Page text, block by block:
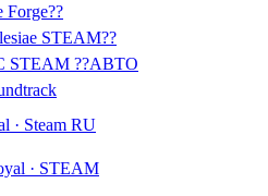
Forge??
STEAM??
STEAM ??АВТО
· Steam RU
· STEAM